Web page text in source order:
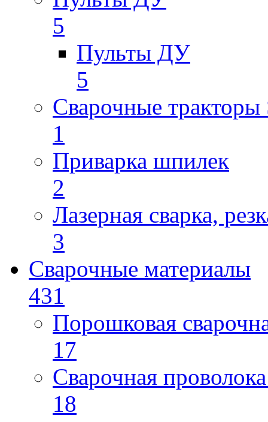
5
Пульты ДУ
5
Сварочные тракторы
1
Приварка шпилек
2
Лазерная сварка,
3
Сварочные материалы
431
Порошковая
17
Сварочная
18